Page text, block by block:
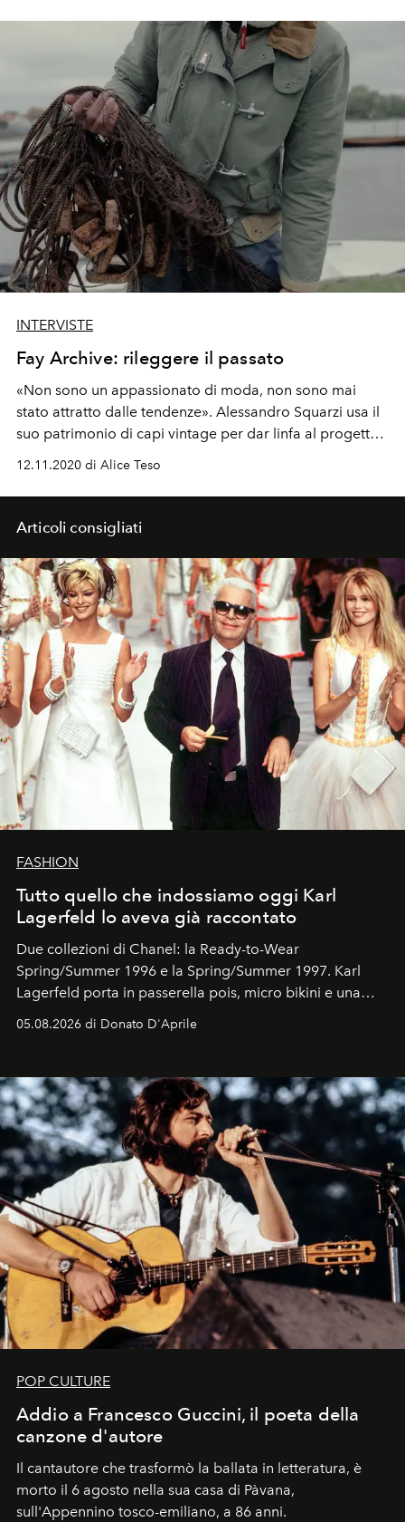
INTERVISTE
Fay Archive: rileggere il passato
«Non sono un appassionato di moda, non sono mai
stato attratto dalle tendenze». Alessandro Squarzi usa il
suo patrimonio di capi vintage per dar linfa al progetto
Fay Archive. Come per un nuovo cappotto ispirato a
12.11.2020 di Alice Teso
Articoli consigliati
FASHION
Tutto quello che indossiamo oggi Karl
Lagerfeld lo aveva già raccontato
Due collezioni di Chanel: la Ready-to-Wear
Spring/Summer 1996 e la Spring/Summer 1997. Karl
Lagerfeld porta in passerella pois, micro bikini e una
logomania pensata per la spiaggia
Kate, Claudia e Carla una dietro l'altra. Trent'anni dopo,
uno dei documenti più contemporanei che abbiamo.
05.08.2026 di Donato D'Aprile
POP CULTURE
Addio a Francesco Guccini, il poeta della
canzone d'autore
Il cantautore che trasformò la ballata in letteratura, è
morto il 6 agosto nella sua casa di Pàvana,
sull'Appennino tosco-emiliano, a 86 anni.